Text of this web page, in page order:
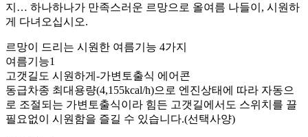
지… 하나하나가 만족스러운 르망으로 올여름 나들이, 시원하
게 다녀오십시오.
르망이 드리는 시원한 여름기능 4가지
여름기능1
고갯길도 시원하게-가변토출식 에어콘
동급차종 최대용량(4,155kcal/h)으로 엔진상태에 따라 자동으
로 조절되는 가변토출식이라 힘든 고갯길에서도 스위치를 끌
필요없이 시원함을 즐길 수 있습니다.(선택사양)